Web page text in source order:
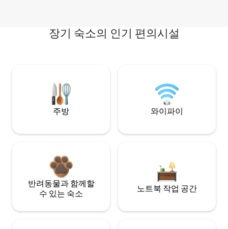
장기 숙소의 인기 편의시설
주방 와이파이
반려동물과 함께할
수 있는 숙소
노트북 작업 공간